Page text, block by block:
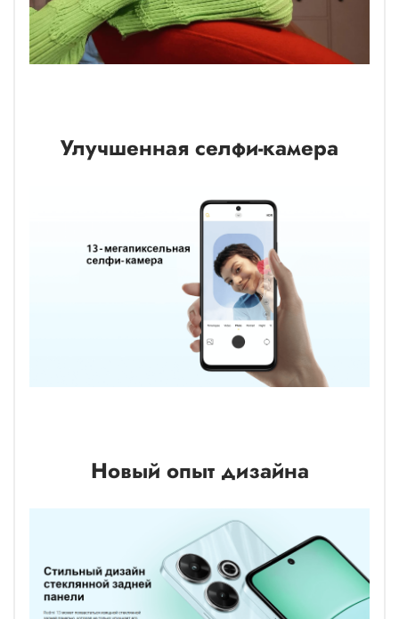
Улучшенная селфи-камера
Новый опыт дизайна